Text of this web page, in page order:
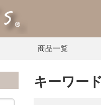
商品一覧
キーワー